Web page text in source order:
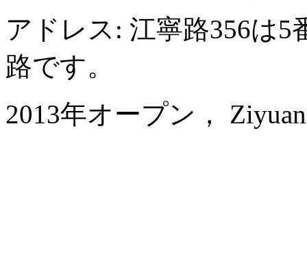
アドレス: 江寧路356は
路です。
2013年オープン，